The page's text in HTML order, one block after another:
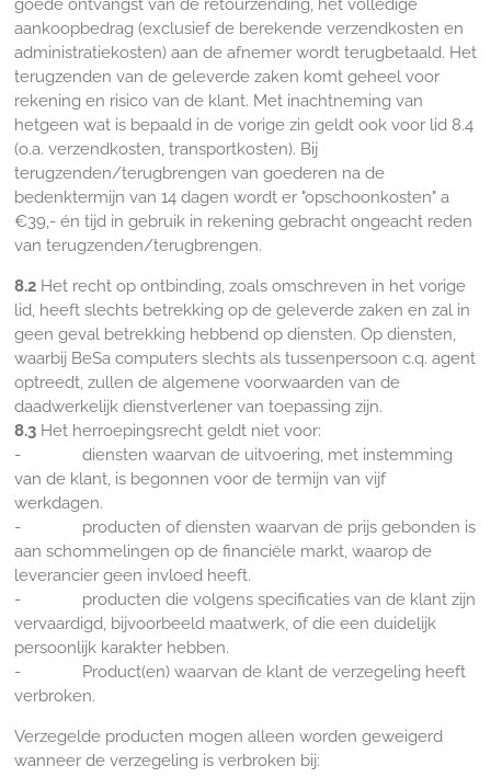
goede ontvangst van de retourzending, het volledige
aankoopbedrag (exclusief de berekende verzendkosten en
administratiekosten) aan de afnemer wordt terugbetaald. Het
terugzenden van de geleverde zaken komt geheel voor
rekening en risico van de klant. Met inachtneming van
hetgeen wat is bepaald in de vorige zin geldt ook voor lid 8.4
(o.a. verzendkosten, transportkosten). Bij
terugzenden/terugbrengen van goederen na de
bedenktermijn van 14 dagen wordt er "opschoonkosten" a
€39,- én tijd in gebruik in rekening gebracht ongeacht reden
van terugzenden/terugbrengen.
8.2Het recht op ontbinding, zoals omschreven in het vorige
lid, heeft slechts betrekking op de geleverde zaken en zal in
geen geval betrekking hebbend op diensten. Op diensten,
waarbij BeSa computers slechts als tussenpersoon c.q. agent
optreedt, zullen de algemene voorwaarden van de
daadwerkelijk dienstverlener van toepassing zijn.
8.3Het herroepingsrecht geldt niet voor:
- diensten waarvan de uitvoering, met instemming
van de klant, is begonnen voor de termijn van vijf
werkdagen.
- producten of diensten waarvan de prijs gebonden is
aan schommelingen op de financiële markt, waarop de
leverancier geen invloed heeft.
- producten die volgens specificaties van de klant zijn
vervaardigd, bijvoorbeeld maatwerk, of die een duidelijk
persoonlijk karakter hebben.
- Product(en) waarvan de klant de verzegeling heeft
verbroken.
Verzegelde producten mogen alleen worden geweigerd
wanneer de verzegeling is verbroken bij: